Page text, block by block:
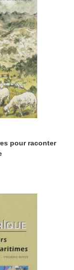
pour raconter